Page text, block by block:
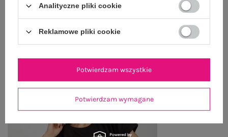
OSTATNIO OGLĄDANE
Zobacz wszystko
Analityczne pliki cookie
Reklamowe pliki cookie
Potwierdzam wymagane
Potwierdzam wszystkie